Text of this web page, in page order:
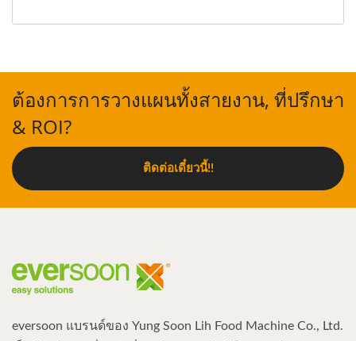
ต้องการการวางแผนทั้งสายงาน, ที่ปรึกษา
& ROI?
ติดต่อเดี๋ยวนี้!!
eversoon แบรนด์ของ Yung Soon Lih Food Machine Co., Ltd.